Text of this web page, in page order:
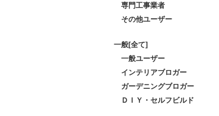
専門工事業者
その他ユーザー
一般[全て]
一般ユーザー
インテリアブロガー
ガーデニングブロガー
ＤＩＹ・セルフビルド